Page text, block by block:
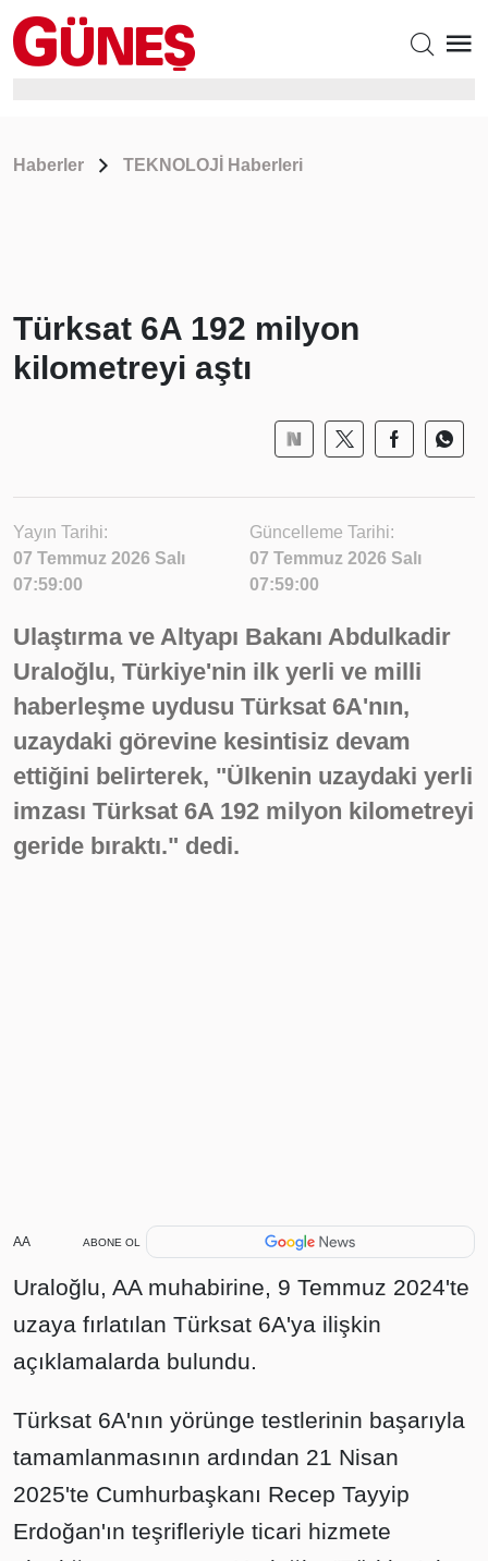
Haberler TEKNOLOJİ Haberleri
Türksat 6A 192 milyon
kilometreyi aştı
Yayın Tarihi:
07 Temmuz 2026 Salı
07:59:00
Güncelleme Tarihi:
07 Temmuz 2026 Salı
07:59:00
Ulaştırma ve Altyapı Bakanı Abdulkadir
Uraloğlu, Türkiye'nin ilk yerli ve milli
haberleşme uydusu Türksat 6A'nın,
uzaydaki görevine kesintisiz devam
ettiğini belirterek, "Ülkenin uzaydaki yerli
imzası Türksat 6A 192 milyon kilometreyi
geride bıraktı." dedi.
AA ABONE OL
Uraloğlu, AA muhabirine, 9 Temmuz 2024'te
uzaya fırlatılan Türksat 6A'ya ilişkin
açıklamalarda bulundu.
Türksat 6A'nın yörünge testlerinin başarıyla
tamamlanmasının ardından 21 Nisan
2025'te Cumhurbaşkanı Recep Tayyip
Erdoğan'ın teşrifleriyle ticari hizmete